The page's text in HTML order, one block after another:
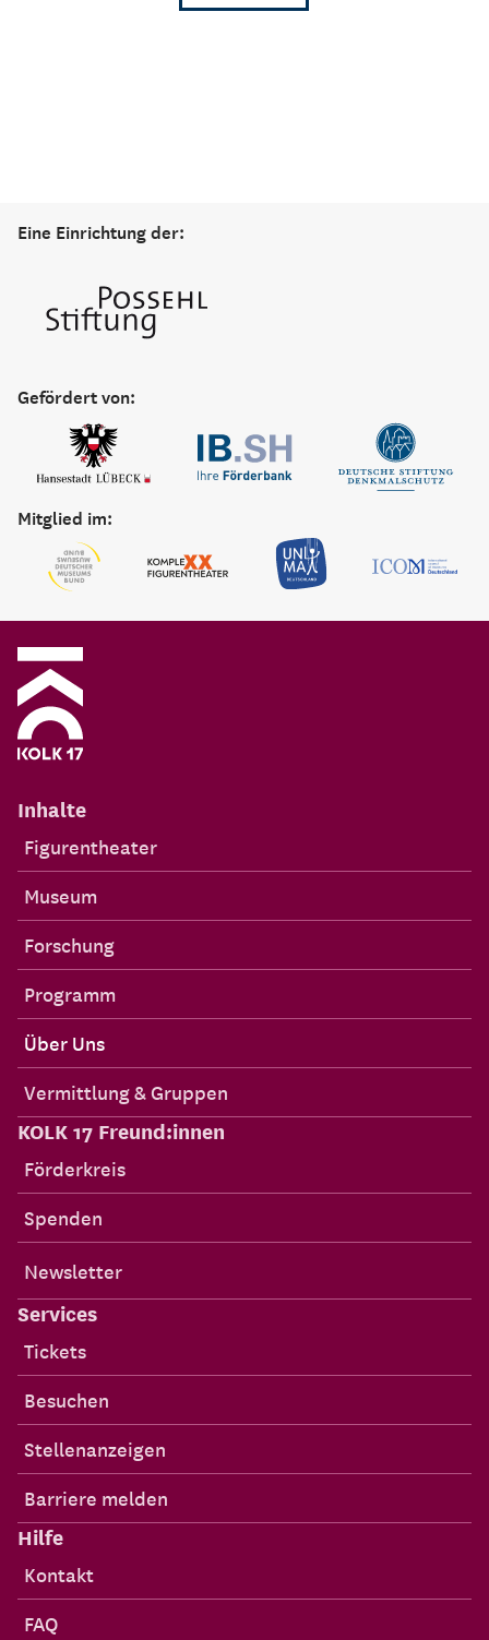
Eine Einrichtung der:
Gefördert von:
Mitglied im:
Inhalte
Figurentheater
Museum
Forschung
Programm
Über Uns
Vermittlung & Gruppen
KOLK 17 Freund:innen
Förderkreis
Spenden
Newsletter
Services
Tickets
Besuchen
Stellenanzeigen
Barriere melden
Hilfe
Kontakt
FAQ